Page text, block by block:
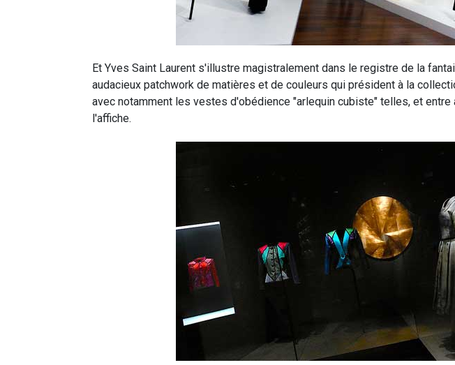
Et Yves Saint Laurent s'illustre magistralement dans le registre de la
audacieux patchwork de matières et de couleurs qui président à la
avec notamment les vestes d'obédience "arlequin cubiste" telles, et entre
l'affiche.